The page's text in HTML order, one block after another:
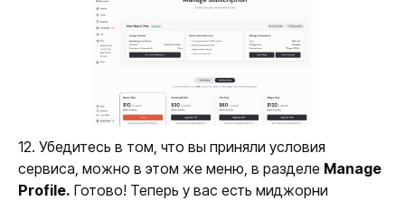
12. Убедитесь в том, что вы приняли условия
сервиса, можно в этом же меню, в разделе Manage
Profile. Готово! Теперь у вас есть миджорни